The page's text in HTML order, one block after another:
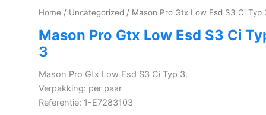
Home / Uncategorized / Mason Pro Gtx Low Esd S3 Ci Typ
Mason Pro Gtx Low Esd S3 Ci
3
Mason Pro Gtx Low Esd S3 Ci Typ 3.
Verpakking: per paar
Referentie: 1-E7283103